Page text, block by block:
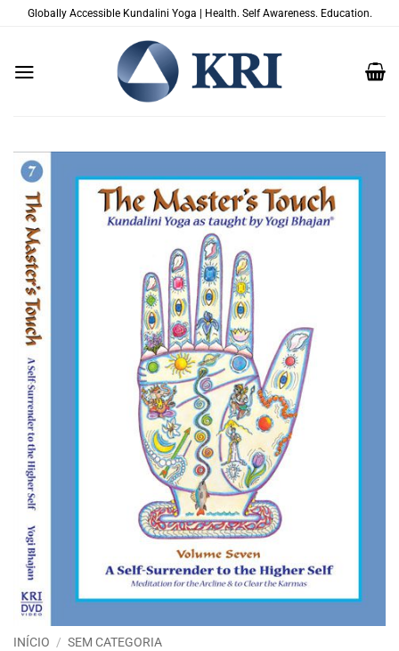
Globally Accessible Kundalini Yoga | Health. Self Awareness. Education.
INÍCIO / SEM CATEGORIA